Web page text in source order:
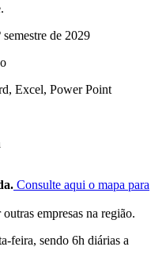
semestre de 2029
Excel, Power Point
Consulte aqui o mapa para
empresas na região.
feira, sendo 6h diárias a